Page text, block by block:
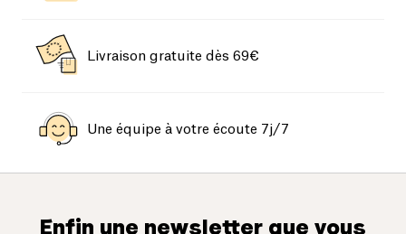
Livraison gratuite dès 69€
Une équipe à votre écoute 7j/7
Enfin une newsletter que vous